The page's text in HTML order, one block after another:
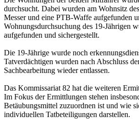
durchsucht. Dabei wurden am Wohnsitz
Messer und eine PTB-Waffe aufgefunden
Wohnungsdurchsuchung des 19-Jährigen
aufgefunden und sichergestellt.
Die 19-Jährige wurde noch
Tatverdächtigen wurden nach Abschluss
Sachbearbeitung wieder entlassen.
Das Kommissariat 82 hat die weiteren
Im Fokus der Ermittlungen stehen
Betäubungsmittel zuzuordnen ist und wie
individuellen Tatbeteiligungen darstellen.